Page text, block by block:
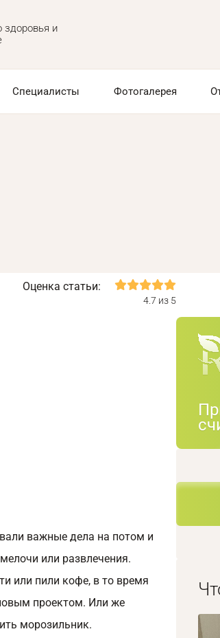
здоровья и
Специалисты Фотогалерея
Оценка статьи:
4.7 из 5
важные дела на потом и
или развлечения.
или пили кофе, в то время
проектом. Или же
морозильник.